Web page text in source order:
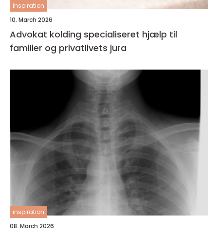
inspiration
10. March 2026
Advokat kolding specialiseret hjælp til
familier og privatlivets jura
inspiration
08. March 2026